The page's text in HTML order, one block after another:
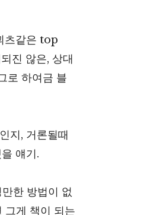
츠같은 top
진 않은, 상대
로 하여금 블
지, 거론될때
얘기.
한 방법이 없
그게 책이 되는